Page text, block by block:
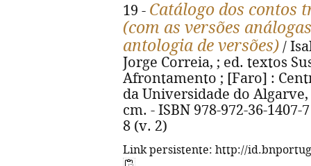
19 - Catálogo dos contos
(com as versões
antologia de versões) /
Jorge Correia, ; ed. textos
Afrontamento ; [Faro] :
da Universidade do Algarve,
cm. - ISBN 978-972-36-1407-
8 (v. 2)
Link persistente: http://